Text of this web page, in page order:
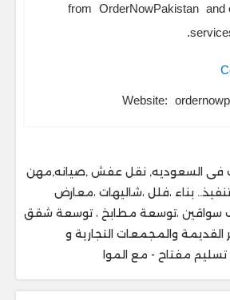
from OrderNowPakistan and
Website:
فى السعوديه, نقل عفش ,صيانه,مهن
حره , تصميم ،إشراف ،تنفيذ.. ‎بناء ،فلل ،شاليهات ،معارض
،ملاحق ، ‎مسابح ،غرف سواقين ،توسعة مطابخ ، ‎توسعة شقق
القديمة والمجمعات التجارية و